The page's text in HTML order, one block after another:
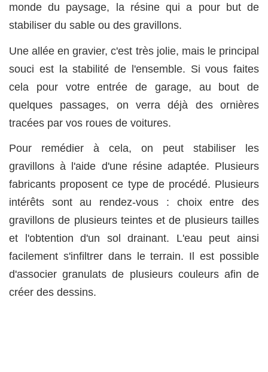
monde du paysage, la résine qui a pour but de
stabiliser du sable ou des gravillons.
Une allée en gravier, c'est très jolie, mais le principal
souci est la stabilité de l'ensemble. Si vous faites
cela pour votre entrée de garage, au bout de
quelques passages, on verra déjà des ornières
tracées par vos roues de voitures.
Pour remédier à cela, on peut stabiliser les
gravillons à l'aide d'une résine adaptée. Plusieurs
fabricants proposent ce type de procédé. Plusieurs
intérêts sont au rendez-vous : choix entre des
gravillons de plusieurs teintes et de plusieurs tailles
et l'obtention d'un sol drainant. L'eau peut ainsi
facilement s'infiltrer dans le terrain. Il est possible
d'associer granulats de plusieurs couleurs afin de
créer des dessins.